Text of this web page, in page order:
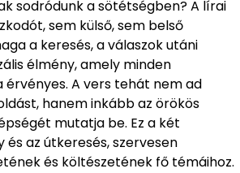
sodródunk a sötétségben? A lírai
sem külső, sem belső
a keresés, a válaszok utáni
élmény, amely minden
érvényes. A vers tehát nem ad
hanem inkább az örökös
mutatja be. Ez a két
az útkeresés, szervesen
és költészetének fő témáihoz.